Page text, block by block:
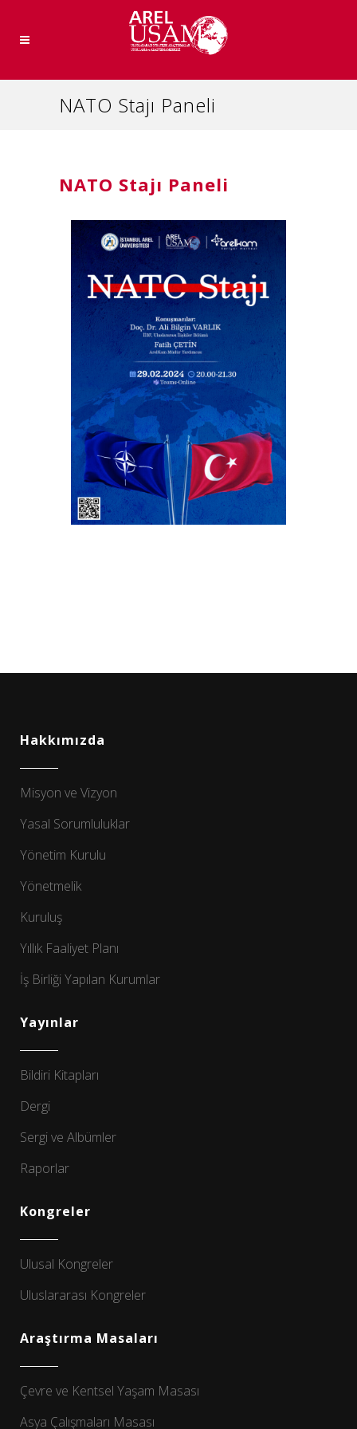
NATO Stajı Paneli
NATO Stajı Paneli
Hakkımızda
Misyon ve Vizyon
Yasal Sorumluluklar
Yönetim Kurulu
Yönetmelik
Kuruluş
Yıllık Faaliyet Planı
İş Birliği Yapılan Kurumlar
Yayınlar
Bildiri Kitapları
Dergi
Sergi ve Albümler
Raporlar
Kongreler
Ulusal Kongreler
Uluslararası Kongreler
Araştırma Masaları
Çevre ve Kentsel Yaşam Masası
Asya Çalışmaları Masası